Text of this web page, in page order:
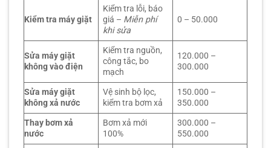
Kiểm tra máy giặt
Kiểm tra lỗi, báo
giá – Miễn phí
khi sửa
0 – 50.000
Sửa máy giặt
không vào điện
Kiểm tra nguồn,
công tắc, bo
mạch
120.000 –
300.000
Sửa máy giặt
không xả nước
Vệ sinh bộ lọc,
kiểm tra bơm xả
150.000 –
350.000
Thay bơm xả
nước
Bơm xả mới
100%
300.000 –
550.000